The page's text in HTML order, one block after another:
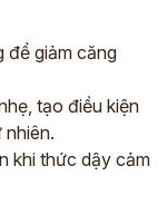
để giảm căng
tạo điều kiện
khi thức dậy cảm